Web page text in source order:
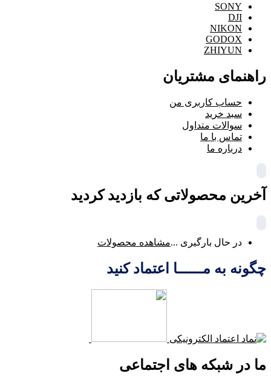
SONY
DJI
NIKON
GODOX
ZHIYUN
راهنمای مشتریان
حساب کاربری من
سبد خرید
سوالات متداول
تماس با ما
درباره ما
آخرین محصولاتی که بازدید کردید
در حال بارگیری ...مشاهده محصولات
چگونه به مــــــا اعتماد کنید
ما در شبکه های اجتماعی